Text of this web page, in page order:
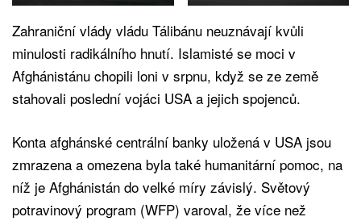
Zahraniční vlády vládu Tálibánu neuznávají kvůli
minulosti radikálního hnutí. Islamisté se moci v
Afghánistánu chopili loni v srpnu, když se ze země
stahovali poslední vojáci USA a jejich spojenců.
Konta afghánské centrální banky uložená v USA jsou
zmrazena a omezena byla také humanitární pomoc, na
níž je Afghánistán do velké míry závislý. Světový
potravinový program (WFP) varoval, že více než